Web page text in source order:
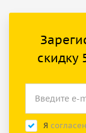
скидку
Я согласен